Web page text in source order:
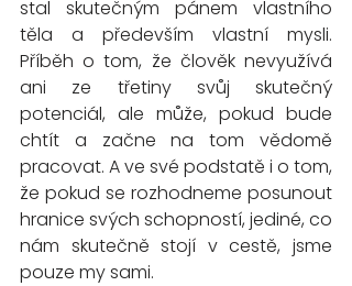
stal skutečným pánem vlastního
těla a především vlastní mysli.
Příběh o tom, že člověk nevyužívá
ani ze třetiny svůj skutečný
potenciál, ale může, pokud bude
chtít a začne na tom vědomě
pracovat. A ve své podstatě i o tom,
že pokud se rozhodneme posunout
hranice svých schopností, jediné, co
nám skutečně stojí v cestě, jsme
pouze my sami.